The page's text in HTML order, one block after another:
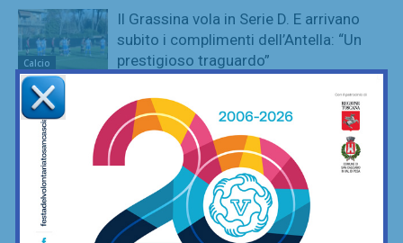
Calcio
Il Grassina vola in Serie D. E arrivano
subito i complimenti dell’Antella: “Un
prestigioso traguardo”
Calcio
Poggibonsi al lavoro, tra conferme,
ritorni e volti nuovi
Calcio
Adesso è proprio ufficiale: il Grassina
giocherà in Serie D nella prossima
stagione